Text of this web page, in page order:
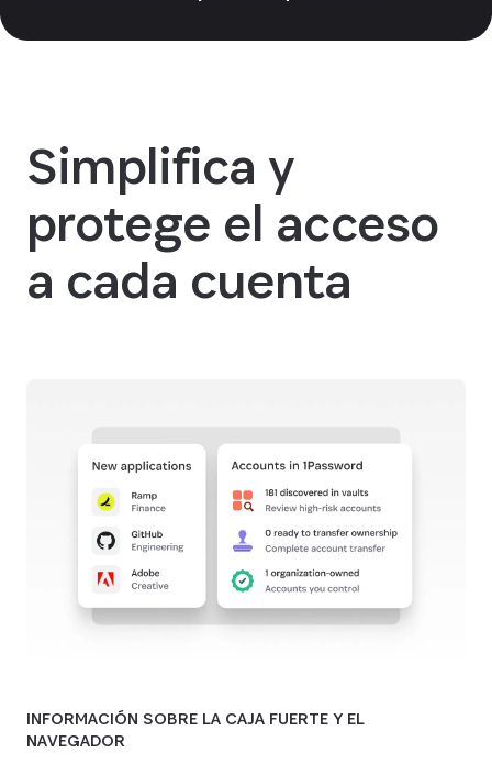
Simplifica y
protege el acceso
a cada cuenta
INFORMACIÓN SOBRE LA CAJA FUERTE Y EL
NAVEGADOR